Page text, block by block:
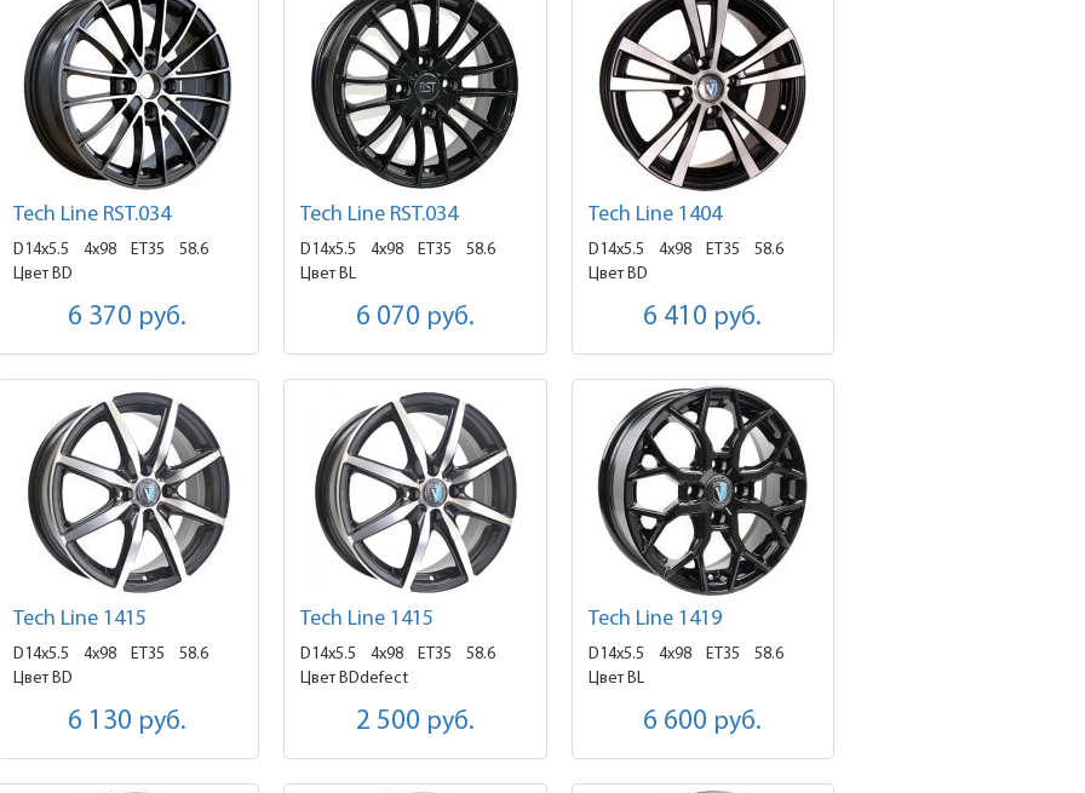
Tech Line RST.034
D14x5.5 4x98 ET35
58.6
Цвет BD
6 370 руб.
Tech Line RST.034
D14x5.5 4x98 ET35
58.6
Цвет BL
6 070 руб.
Tech Line 1404
D14x5.5 4x98 ET35
58.6
Цвет BD
6 410 руб.
Tech Line 1415
D14x5.5 4x98 ET35
58.6
Цвет BD
6 130 руб.
Tech Line 1415
D14x5.5 4x98 ET35
58.6
Цвет BDdefect
2 500 руб.
Tech Line 1419
D14x5.5 4x98 ET35
58.6
Цвет BL
6 600 руб.